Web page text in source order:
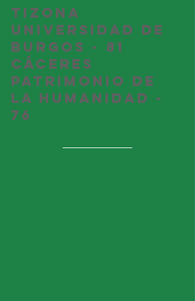
Tizona
Universidad de
Burgos - 81
Cáceres
Patrimonio de
la Humanidad -
76